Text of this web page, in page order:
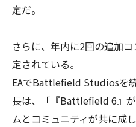
定だ。
さらに、年内に2回の追加
定されている。
EAでBattlefield Studiosを
長は、「『Battlefield 6』
ムとコミュニティが共に成